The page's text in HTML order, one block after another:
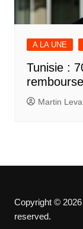
A LA UNE
Tunisie :
Martin
Copyright ©
reserved.